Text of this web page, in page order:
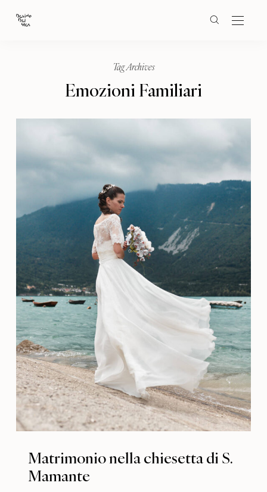
Tag Archives
Emozioni Familiari
Matrimonio nella chiesetta di S.
Mamante